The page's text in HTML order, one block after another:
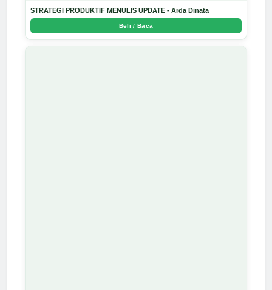
STRATEGI PRODUKTIF MENULIS UPDATE - Arda Dinata
Beli / Baca